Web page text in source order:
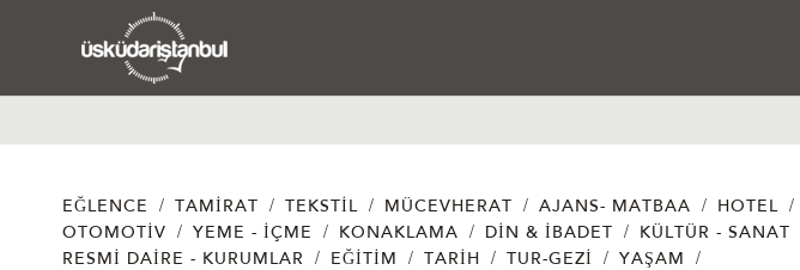
EĞLENCE / TAMIRAT / TEKSTIL / MÜCEVHERAT / AJANS- MATBAA / HOTEL /
OTOMOTIV / YEME - İÇME / KONAKLAMA / DIN & İBADET / KÜLTÜR - SANAT
RESMI DAIRE - KURUMLAR / EĞITIM / TARIH / TUR-GEZI / YAŞAM /